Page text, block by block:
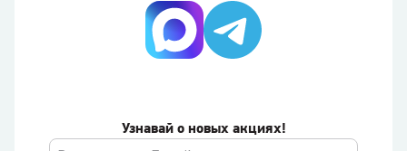
Узнавай о новых акциях!